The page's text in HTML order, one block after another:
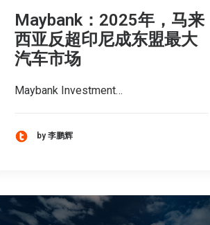
Maybank：2025年，马来
西亚反超印尼成东盟最大
汽车市场
Maybank Investment…
by 李鹏辉